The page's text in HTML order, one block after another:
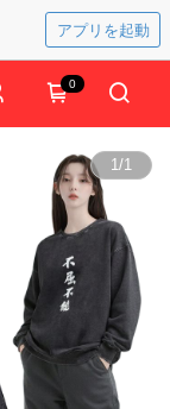
アプリを起動
0
1/1